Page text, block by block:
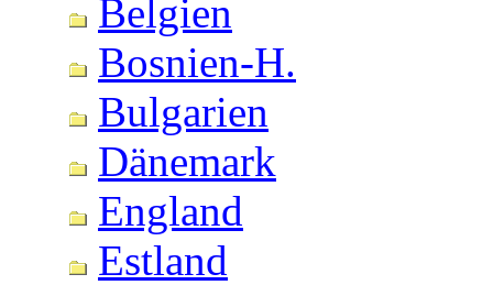
Belgien
Bosnien-H.
Bulgarien
Dänemark
England
Estland